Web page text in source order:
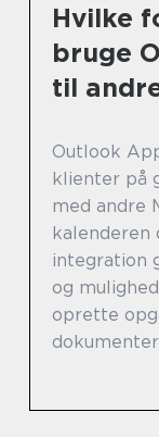
Hvilke
bruge
til
Outlook
klienter på
med andre
kalenderen
integration
og
oprette